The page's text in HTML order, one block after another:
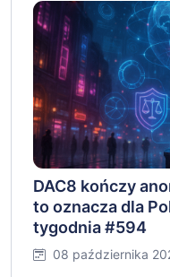
DAC8 kończy
to oznacza dla
tygodnia #594
08 października